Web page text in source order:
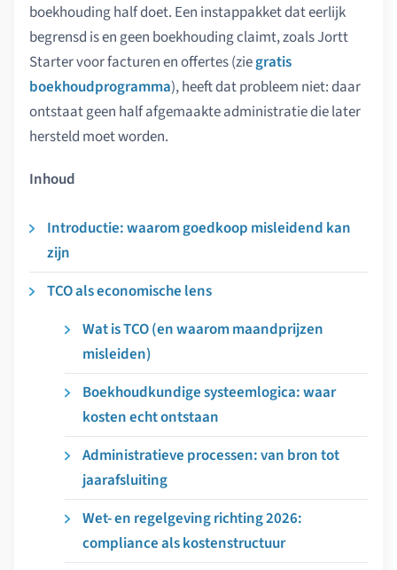
boekhouding half doet. Een instappakket dat eerlijk
begrensd is en geen boekhouding claimt, zoals Jortt
Starter voor facturen en offertes (ziegratis
boekhoudprogramma), heeft dat probleem niet: daar
ontstaat geen half afgemaakte administratie die later
hersteld moet worden.
Inhoud
Introductie: waarom goedkoop misleidend kan
zijn
TCO als economische lens
Wat is TCO (en waarom maandprijzen
misleiden)
Boekhoudkundige systeemlogica: waar
kosten echt ontstaan
Administratieve processen: van bron tot
jaarafsluiting
Wet- en regelgeving richting 2026:
compliance als kostenstructuur